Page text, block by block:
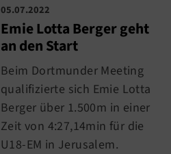
05.07.2022
Emie Lotta Berger geht
an den Start
Beim Dortmunder Meeting
qualifizierte sich Emie Lotta
Berger über 1.500m in einer
Zeit von 4:27,14min für die
U18-EM in Jerusalem.